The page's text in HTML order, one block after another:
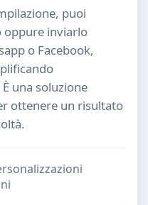
puoi
oppure inviarlo
o Facebook,
una soluzione
ottenere un risultato